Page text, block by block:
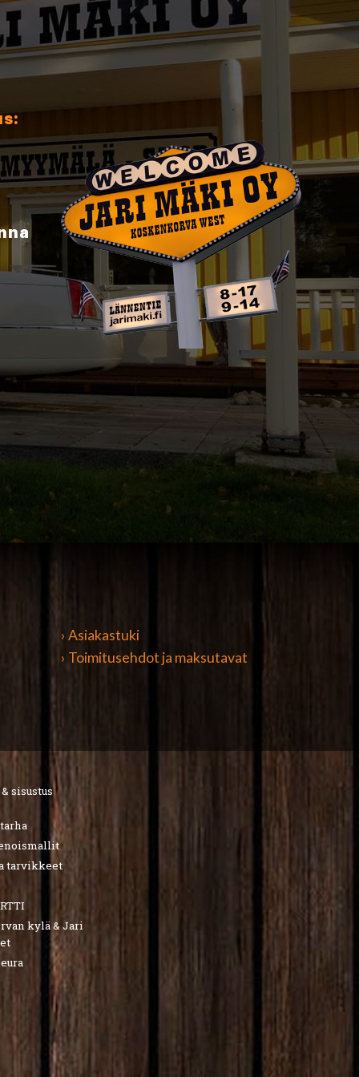
› Asiakastuki
› Toimitusehdot ja maksutavat
sisustus
tarvikkeet
kylä & Jari